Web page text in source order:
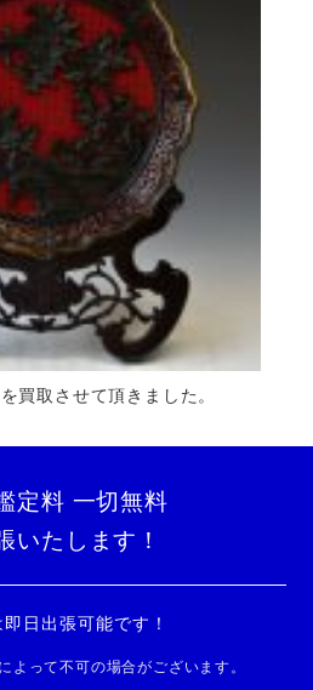
買取させて頂きました。
定料 一切無料
いたします！
日出張可能です！
よって不可の場合がございます。